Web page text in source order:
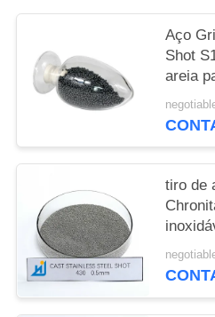
Aço
Shot
areia
do tiro
tiro de
do